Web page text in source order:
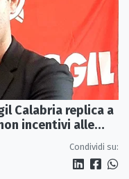
Calabria replica a
incentivi alle
Condividi su: